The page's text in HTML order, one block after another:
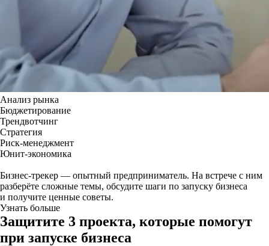
Анализ рынка
Бюджетирование
Трендвотчинг
Стратегия
Риск-менеджмент
Юнит-экономика
Бизнес-трекер — опытный предприниматель. На встрече с ним
разберёте сложные темы, обсудите шаги по запуску бизнеса
и получите ценные советы.
Узнать больше
Защитите 3 проекта, которые помогут
при запуске бизнеса